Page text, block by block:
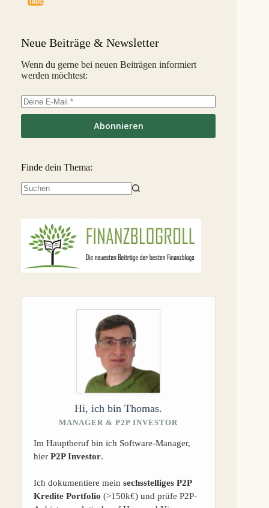
InSoil 2,6 % S
37 Linked Finance -6,3 % S
Neue Beiträge & Newsletter
Wenn du gerne bei neuen Beiträgen informiert
werden möchtest:
Abonnieren
Finde dein Thema:
Hi, ich bin Thomas.
MANAGER & P2P INVESTOR
Im Hauptberuf bin ich Software-Manager,
hier P2P Investor.
Ich dokumentiere mein sechsstelliges P2P
Kredite Portfolio (>150k€) und prüfe P2P-